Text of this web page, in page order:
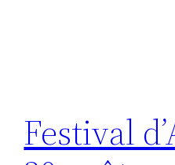
Festival